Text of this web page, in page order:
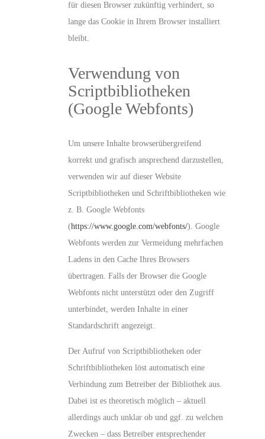
für diesen Browser zukünftig verhindert, so
lange das Cookie in Ihrem Browser installiert
bleibt.
Verwendung von
Scriptbibliotheken
(Google Webfonts)
Um unsere Inhalte browserübergreifend
korrekt und grafisch ansprechend darzustellen,
verwenden wir auf dieser Website
Scriptbibliotheken und Schriftbibliotheken wie
z. B. Google Webfonts
(https://www.google.com/webfonts/). Google
Webfonts werden zur Vermeidung mehrfachen
Ladens in den Cache Ihres Browsers
übertragen. Falls der Browser die Google
Webfonts nicht unterstützt oder den Zugriff
unterbindet, werden Inhalte in einer
Standardschrift angezeigt.
Der Aufruf von Scriptbibliotheken oder
Schriftbibliotheken löst automatisch eine
Verbindung zum Betreiber der Bibliothek aus.
Dabei ist es theoretisch möglich – aktuell
allerdings auch unklar ob und ggf. zu welchen
Zwecken – dass Betreiber entsprechender